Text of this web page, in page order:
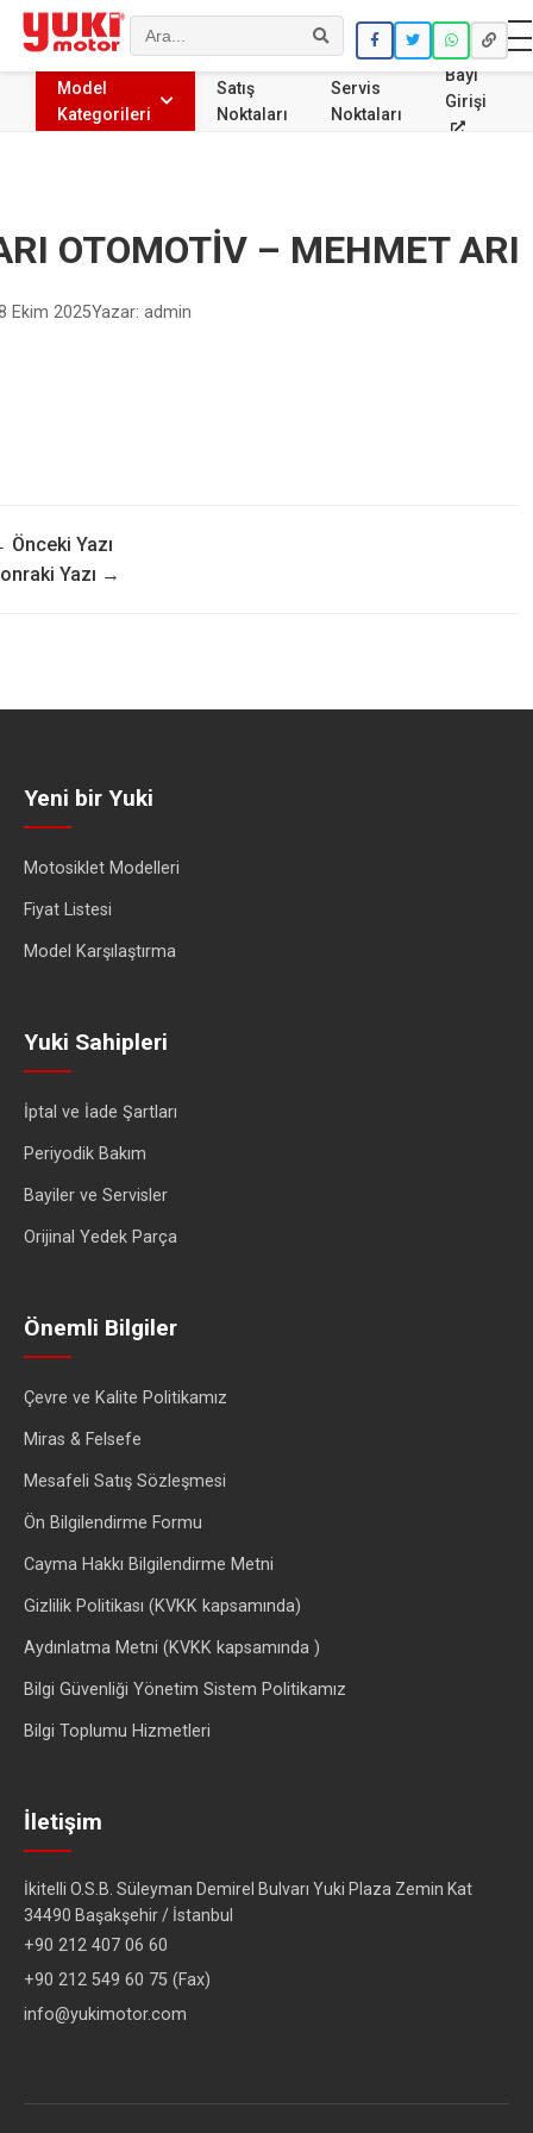
Ara
Model
Kategorileri
Satış
Noktaları
Servis
Noktaları
Bayi
Girişi
OTOMOTİV – MEHMET ARI
Ekim 2025Yazar: admin
Önceki Yazı
Yazı →
Yeni bir Yuki
Motosiklet Modelleri
Fiyat Listesi
Model Karşılaştırma
Yuki Sahipleri
İptal ve İade Şartları
Periyodik Bakım
Bayiler ve Servisler
Orijinal Yedek Parça
Önemli Bilgiler
Çevre ve Kalite Politikamız
Miras & Felsefe
Mesafeli Satış Sözleşmesi
Ön Bilgilendirme Formu
Cayma Hakkı Bilgilendirme Metni
Gizlilik Politikası (KVKK kapsamında)
Aydınlatma Metni (KVKK kapsamında )
Bilgi Güvenliği Yönetim Sistem Politikamız
Bilgi Toplumu Hizmetleri
İletişim
İkitelli O.S.B. Süleyman Demirel Bulvarı Yuki Plaza Zemin Kat
34490 Başakşehir / İstanbul
+90 212 407 06 60
+90 212 549 60 75 (Fax)
info@yukimotor.com